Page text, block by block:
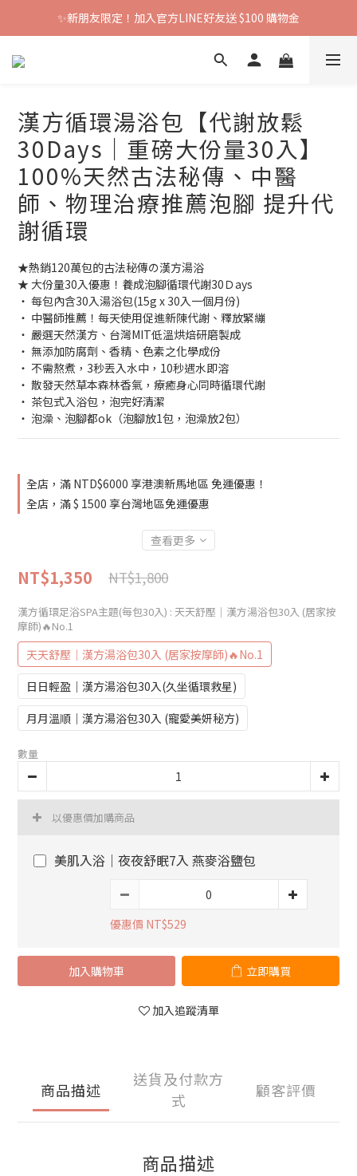
✨新朋友限定！加入官方LINE好友送 $100 購物金
漢方循環湯浴包【代謝放鬆
30Days｜重磅大份量30入】
100%天然古法秘傳、中醫
師、物理治療推薦泡腳 提升代
謝循環
★熱銷120萬包的古法秘傳の漢方湯浴
★ 大份量30入優惠！養成泡腳循環代謝30Ｄays
‧ 每包內含30入湯浴包(15g x 30入一個月份)
‧ 中醫師推薦！每天使用促進新陳代謝、釋放緊繃
‧ 嚴選天然漢方、台灣MIT低溫烘焙研磨製成
‧ 無添加防腐劑、香精、色素之化學成份
‧ 不需熬煮，3秒丟入水中，10秒遇水即溶
‧ 散發天然草本森林香氣，療癒身心同時循環代謝
‧ 茶包式入浴包，泡完好清潔
‧ 泡澡、泡腳都ok（泡腳放1包，泡澡放2包）
全店，滿 NTD$6000 享港澳新馬地區 免運優惠！
全店，滿 $ 1500 享台灣地區免運優惠
查看更多
NT$1,350 NT$1,800
漢方循環足浴SPA主題(每包30入) : 天天舒壓｜漢方湯浴包30入 (居家按
摩師)🔥No.1
天天舒壓｜漢方湯浴包30入 (居家按摩師)🔥No.1
日日輕盈｜漢方湯浴包30入(久坐循環救星)
月月溫順｜漢方湯浴包30入 (寵愛美妍秘方)
數量
以優惠價加購商品
美肌入浴｜夜夜舒眠7入 燕麥浴鹽包
優惠價 NT$529
加入購物車 立即購買
加入追蹤清單
商品描述
送貨及付款方
式
顧客評價
商品描述